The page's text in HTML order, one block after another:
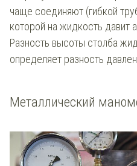
чаще соединяют (гибкой
которой на жидкость давит
Разность высоты столба
определяет разность
Металлический